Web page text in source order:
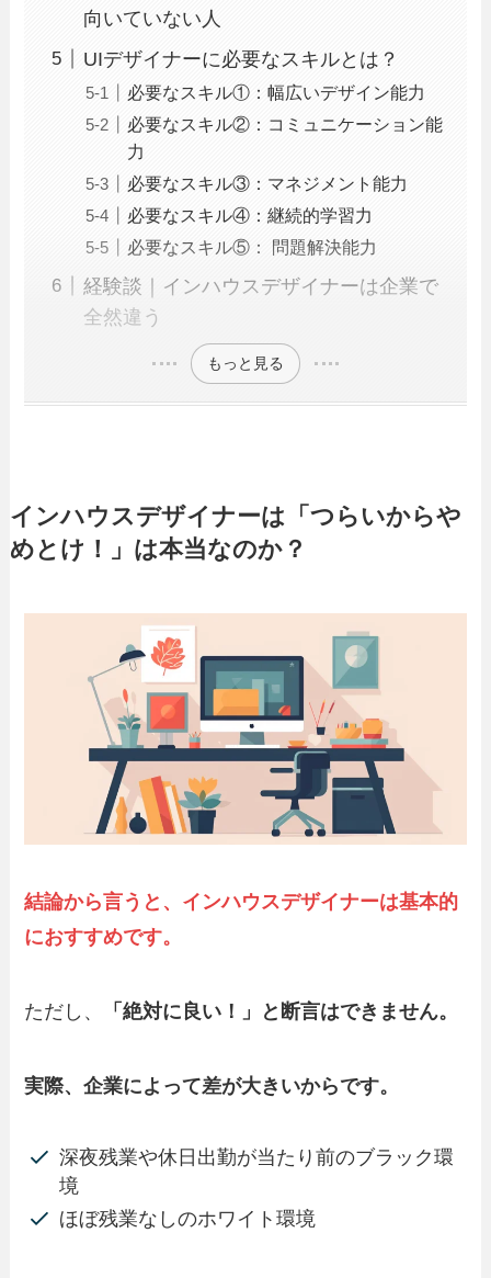
向いていない人
UIデザイナーに必要なスキルとは？
必要なスキル①：幅広いデザイン能力
必要なスキル②：コミュニケーション能
力
必要なスキル③：マネジメント能力
必要なスキル④：継続的学習力
必要なスキル⑤： 問題解決能力
経験談｜インハウスデザイナーは企業で
全然違う
もっと見る
インハウスデザイナーは「つらいからや
めとけ！」は本当なのか？
結論から言うと、インハウスデザイナーは基本的
におすすめです。
ただし、 「絶対に良い！」と断言はできません。
実際、企業によって差が大きいからです。
深夜残業や休日出勤が当たり前のブラック環
境
ほぼ残業なしのホワイト環境